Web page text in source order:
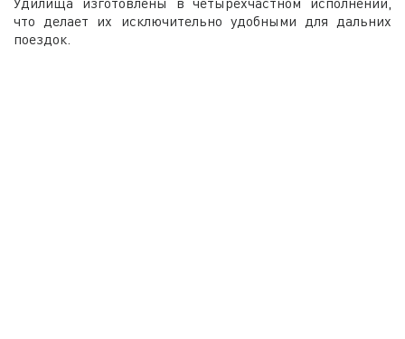
что делает их исключительно удобными для дальних
поездок.